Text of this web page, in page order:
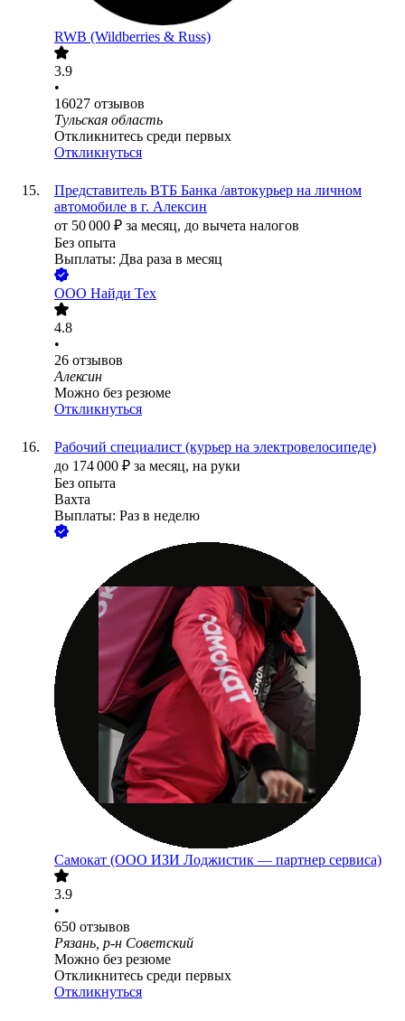
RWB (Wildberries & Russ)
3.9
•
16027 отзывов
Тульская область
Откликнитесь среди первых
Откликнуться
Представитель ВТБ Банка /автокурьер на личном
автомобиле в г. Алексин
от 50 000 ₽ за месяц, до вычета налогов
Без опыта
Выплаты: Два раза в месяц
ООО Найди Тех
4.8
•
26 отзывов
Алексин
Можно без резюме
Откликнуться
Рабочий специалист (курьер на электровелосипеде)
до 174 000 ₽ за месяц, на руки
Без опыта
Вахта
Выплаты: Раз в неделю
Самокат (ООО ИЗИ Лоджистик — партнер сервиса)
3.9
•
650 отзывов
Рязань, р-н Советский
Можно без резюме
Откликнитесь среди первых
Откликнуться